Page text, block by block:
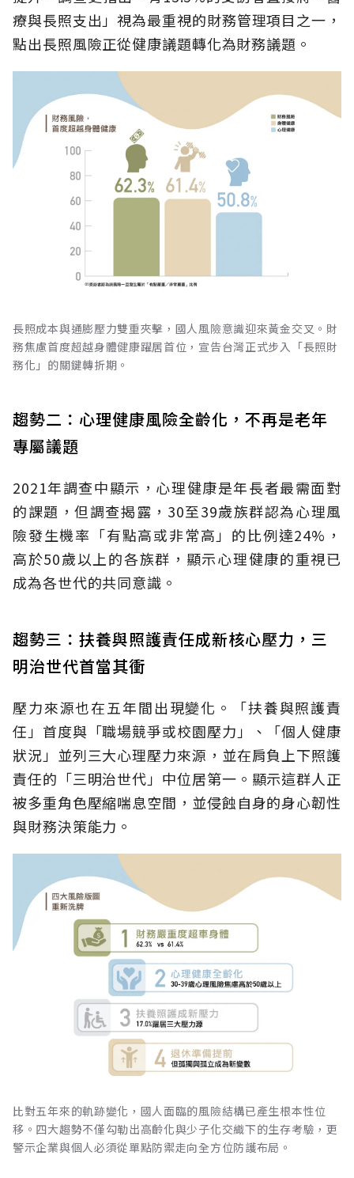
療與長照支出」視為最重視的財務管理項目之一，
點出長照風險正從健康議題轉化為財務議題。
長照成本與通膨壓力雙重夾擊，國人風險意識迎來黃金交叉。財
務焦慮首度超越身體健康躍居首位，宣告台灣正式步入「長照財
務化」的關鍵轉折期。
趨勢二：心理健康風險全齡化，不再是老年
專屬議題
2021年調查中顯示，心理健康是年長者最需面對
的課題，但調查揭露，30至39歲族群認為心理風
險發生機率「有點高或非常高」的比例達24%，
高於50歲以上的各族群，顯示心理健康的重視已
成為各世代的共同意識。
趨勢三：扶養與照護責任成新核心壓力，三
明治世代首當其衝
壓力來源也在五年間出現變化。「扶養與照護責
任」首度與「職場競爭或校園壓力」、「個人健康
狀況」並列三大心理壓力來源，並在肩負上下照護
責任的「三明治世代」中位居第一。顯示這群人正
被多重角色壓縮喘息空間，並侵蝕自身的身心韌性
與財務決策能力。
比對五年來的軌跡變化，國人面臨的風險結構已產生根本性位
移。四大趨勢不僅勾勒出高齡化與少子化交織下的生存考驗，更
警示企業與個人必須從單點防禦走向全方位防護布局。